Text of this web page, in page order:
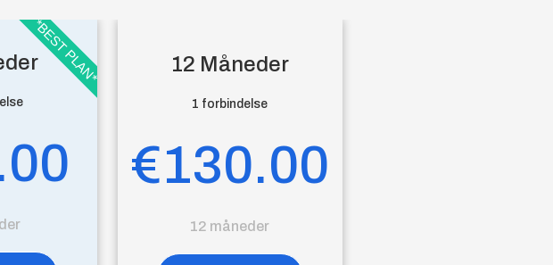
*BEST PLAN* 12 Måneder
1 forbindelse
€130.00
12 måneder